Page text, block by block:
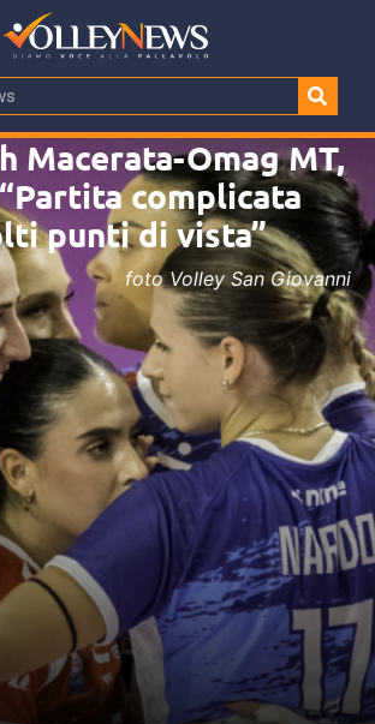
Macerata-Omag MT,
complicata
punti di vista”
foto Volley San Giovanni